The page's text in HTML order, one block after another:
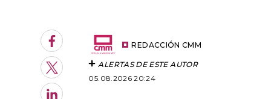
Facebook
Twitter
REDACCIÓN CMM
ALERTAS DE ESTE AUTOR
05.08.2026 20:24